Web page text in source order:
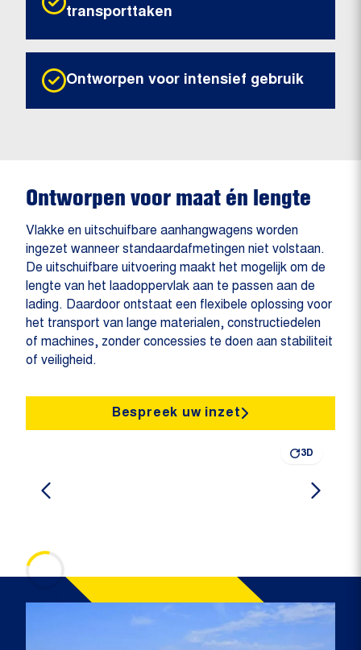
transporttaken
Ontworpen voor intensief gebruik
Ontworpen voor maat én lengte
Vlakke en uitschuifbare aanhangwagens worden
ingezet wanneer standaardafmetingen niet volstaan.
De uitschuifbare uitvoering maakt het mogelijk om de
lengte van het laadoppervlak aan te passen aan de
lading. Daardoor ontstaat een flexibele oplossing voor
het transport van lange materialen, constructiedelen
of machines, zonder concessies te doen aan stabiliteit
of veiligheid.
Bespreek uw inzet
3D